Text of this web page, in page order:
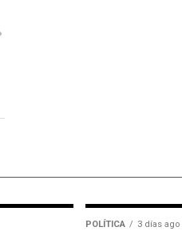
POLÍTICA 3 días ago